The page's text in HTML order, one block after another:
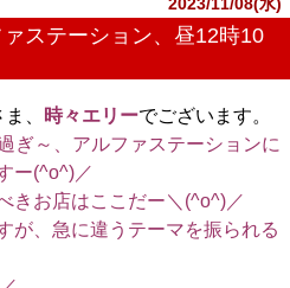
ステーション、昼12時10
、 時々エリーでございます。
ぎ～、アルファステーションに
ー(^o^)／
きお店はここだー＼(^o^)／
が、急に違うテーマを振られる